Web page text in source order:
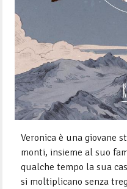
Veronica è una giovane
monti, insieme al suo
qualche tempo la sua
si moltiplicano senza